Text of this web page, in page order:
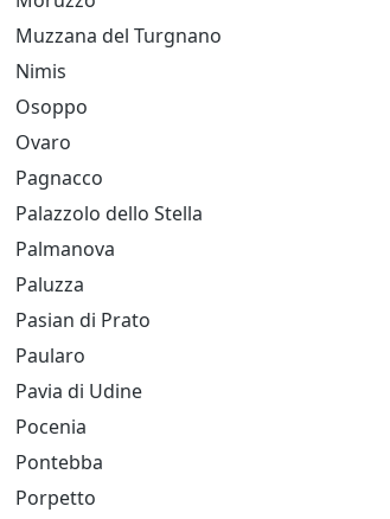
Muzzana del Turgnano
Nimis
Osoppo
Ovaro
Pagnacco
Palazzolo dello Stella
Palmanova
Paluzza
Pasian di Prato
Paularo
Pavia di Udine
Pocenia
Pontebba
Porpetto